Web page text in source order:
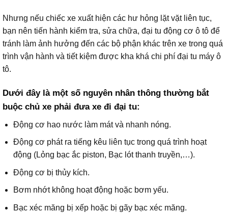
Nhưng nếu chiếc xe xuất hiện các hư hỏng lặt vặt liên tục,
bạn nên tiến hành kiểm tra, sửa chữa, đại tu động cơ ô tô để
tránh làm ảnh hưởng đến các bộ phận khác trên xe trong quá
trình vận hành và tiết kiệm được kha khá chi phí đại tu máy ô
tô.
Dưới đây là một số nguyên nhân thông thường bắt
buộc chủ xe phải đưa xe đi đại tu:
Động cơ hao nước làm mát và nhanh nóng.
Động cơ phát ra tiếng kêu liên tục trong quá trình hoạt
động (Lỏng bạc ắc piston, Bạc lót thanh truyền,…).
Động cơ bị thủy kích.
Bơm nhớt không hoạt động hoặc bơm yếu.
Bạc xéc măng bị xếp hoặc bị gãy bạc xéc măng.